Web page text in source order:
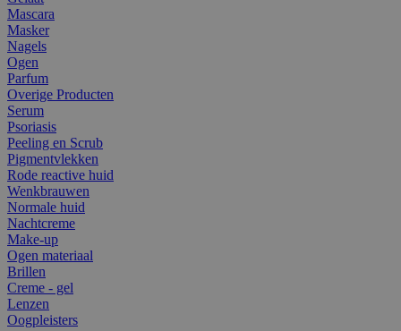
Mascara
Masker
Nagels
Ogen
Parfum
Overige Producten
Serum
Psoriasis
Peeling en Scrub
Pigmentvlekken
Rode reactive huid
Wenkbrauwen
Normale huid
Nachtcreme
Make-up
Ogen materiaal
Brillen
Creme - gel
Lenzen
Oogpleisters